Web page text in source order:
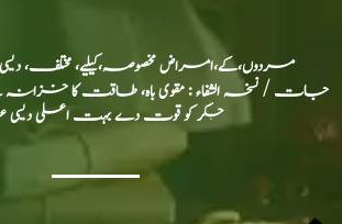
مردوں،کے،امراض مخصوصہ،کیلیے، مختلف،
جات / نسخہ الشفاء : مقوی باہ، طاقت کا
جگر کو قوت دے بہت اعلی دیسی